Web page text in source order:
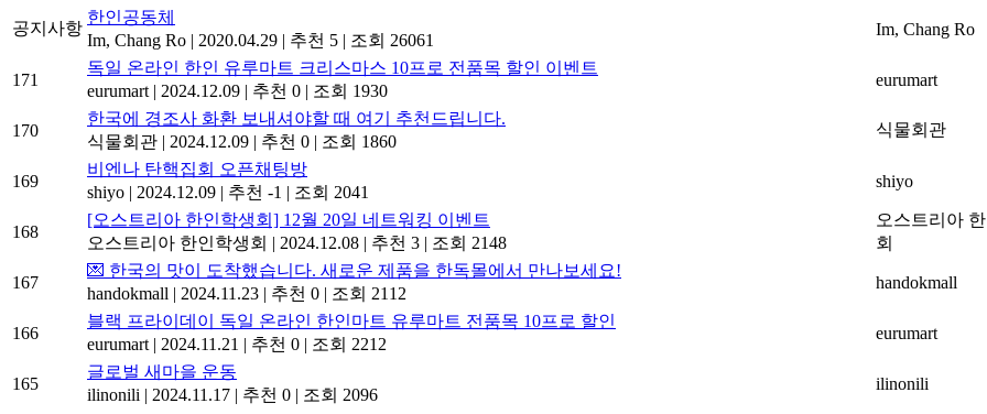
공지사항
한인공동체
Im, Chang Ro
2020.04.29 추천 5 조회 26061
Im, Chang Ro
171
독일 온라인 한인 유루마트 크리스마스 10프로 전품목 할인 이벤트
eurumart
2024.12.09 추천 0 조회 1930
eurumart
170
한국에 경조사 화환 보내셔야할 때 여기 추천드립니다.
식물회관
2024.12.09 추천 0 조회 1860
식물회관
169
비엔나 탄핵집회 오픈채팅방
shiyo
2024.12.09 추천 -1 조회 2041
shiyo
168
[오스트리아 한인학생회] 12월 20일 네트워킹 이벤트
오스트리아 한인학생회
2024.12.08 추천 3 조회 2148
오스트리아
회
167
💌 한국의 맛이 도착했습니다. 새로운 제품을 한독몰에서 만나보세요!
handokmall
2024.11.23 추천 0 조회 2112
handokmall
166
블랙 프라이데이 독일 온라인 한인마트 유루마트 전품목 10프로 할인
eurumart
2024.11.21 추천 0 조회 2212
eurumart
165
글로벌 새마을 운동
ilinonili
2024.11.17 추천 0 조회 2096
ilinonili